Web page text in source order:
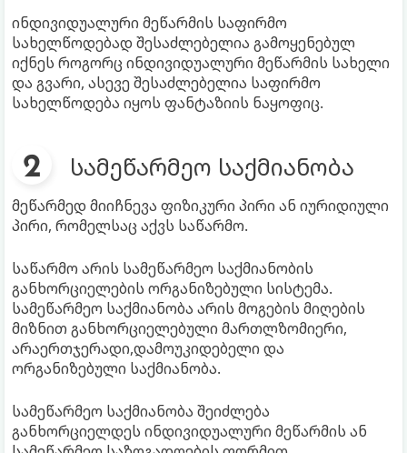
ინდივიდუალური მეწარმის საფირმო
სახელწოდებად შესაძლებელია გამოყენებულ
იქნეს როგორც ინდივიდუალური მეწარმის სახელი
და გვარი, ასევე შესაძლებელია საფირმო
სახელწოდება იყოს ფანტაზიის ნაყოფიც.
სამეწარმეო საქმიანობა
მეწარმედ მიიჩნევა ფიზიკური პირი ან იურიდიული
პირი, რომელსაც აქვს საწარმო.
საწარმო არის სამეწარმეო საქმიანობის
განხორციელების ორგანიზებული სისტემა.
სამეწარმეო საქმიანობა არის მოგების მიღების
მიზნით განხორციელებული მართლზომიერი,
არაერთჯერადი,დამოუკიდებელი და
ორგანიზებული საქმიანობა.
სამეწარმეო საქმიანობა შეიძლება
განხორციელდეს ინდივიდუალური მეწარმის ან